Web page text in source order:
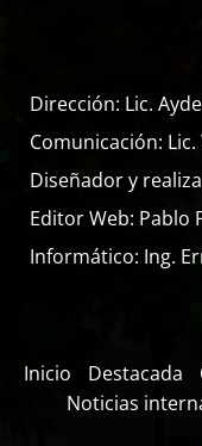
Dirección: Lic.
Comunicación: Lic.
Diseñador y
Editor Web: Pablo
Informático: Ing.
Inicio Destacada
Noticias